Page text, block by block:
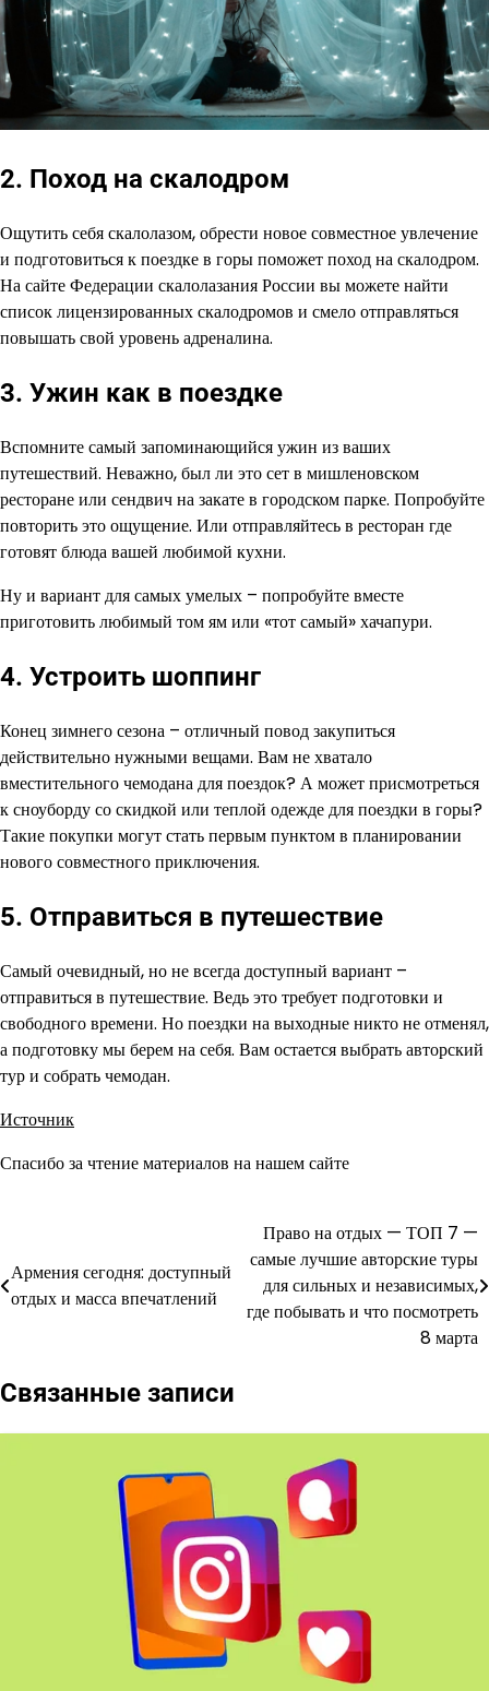
2. Поход на скалодром
Ощутить себя скалолазом, обрести новое совместное увлечение
и подготовиться к поездке в горы поможет поход на скалодром.
На сайте Федерации скалолазания России вы можете найти
список лицензированных скалодромов и смело отправляться
повышать свой уровень адреналина.
3. Ужин как в поездке
Вспомните самый запоминающийся ужин из ваших
путешествий. Неважно, был ли это сет в мишленовском
ресторане или сендвич на закате в городском парке. Попробуйте
повторить это ощущение. Или отправляйтесь в ресторан где
готовят блюда вашей любимой кухни.
Ну и вариант для самых умелых – попробуйте вместе
приготовить любимый том ям или «тот самый» хачапури.
4. Устроить шоппинг
Конец зимнего сезона – отличный повод закупиться
действительно нужными вещами. Вам не хватало
вместительного чемодана для поездок? А может присмотреться
к сноуборду со скидкой или теплой одежде для поездки в горы?
Такие покупки могут стать первым пунктом в планировании
нового совместного приключения.
5. Отправиться в путешествие
Самый очевидный, но не всегда доступный вариант –
отправиться в путешествие. Ведь это требует подготовки и
свободного времени. Но поездки на выходные никто не отменял,
а подготовку мы берем на себя. Вам остается выбрать авторский
тур и собрать чемодан.
Источник
Спасибо за чтение материалов на нашем сайте
по
записям
Армения сегодня: доступный
отдых и масса впечатлений
Право на отдых — ТОП 7 —
самые лучшие авторские туры
для сильных и независимых,
где побывать и что посмотреть
8 марта
Связанные записи